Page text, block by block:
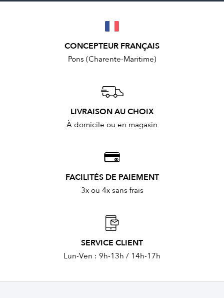
CONCEPTEUR FRANÇAIS
Pons (Charente-Maritime)
LIVRAISON AU CHOIX
À domicile ou en magasin
FACILITÉS DE PAIEMENT
3x ou 4x sans frais
SERVICE CLIENT
Lun-Ven : 9h-13h / 14h-17h